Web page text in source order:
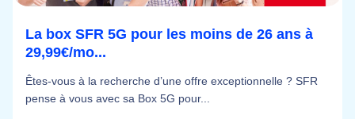
La box SFR 5G pour les moins de 26 ans à
29,99€/mo...
Êtes-vous à la recherche d’une offre exceptionnelle ? SFR
pense à vous avec sa Box 5G pour...